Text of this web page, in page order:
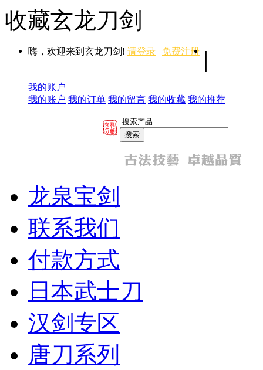
收藏玄龙刀剑
嗨，欢迎来到玄龙刀剑! 请登录 | 免费注册 | |
我的账户
我的账户 我的订单 我的留言 我的收藏 我的推荐
龙泉宝剑
联系我们
付款方式
日本武士刀
汉剑专区
唐刀系列